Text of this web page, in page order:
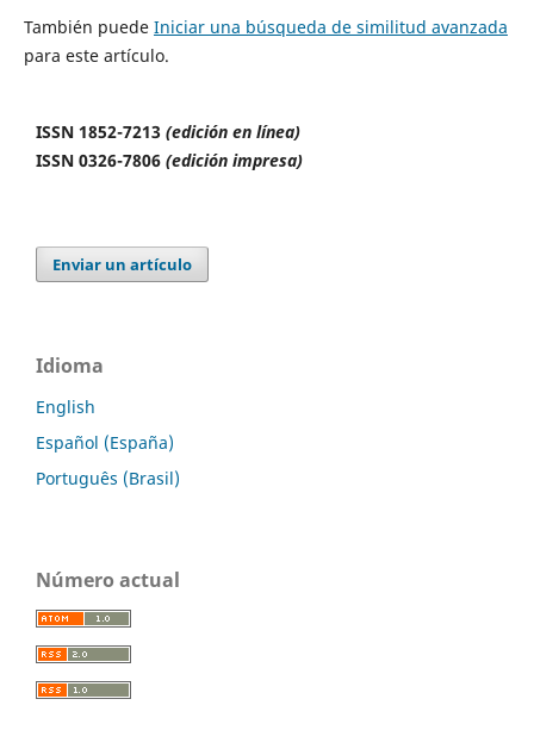
También puede Iniciar una búsqueda de similitud avanzada
para este artículo.
ISSN 1852-7213 (edición en línea)
ISSN 0326-7806 (edición impresa)
Enviar un artículo
Idioma
English
Español (España)
Português (Brasil)
Número actual